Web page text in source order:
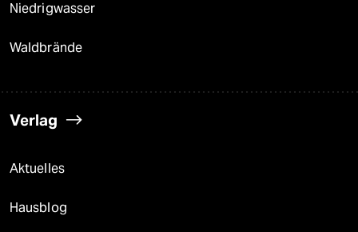
Niedrigwasser
Waldbrände
Verlag
Aktuelles
Hausblog